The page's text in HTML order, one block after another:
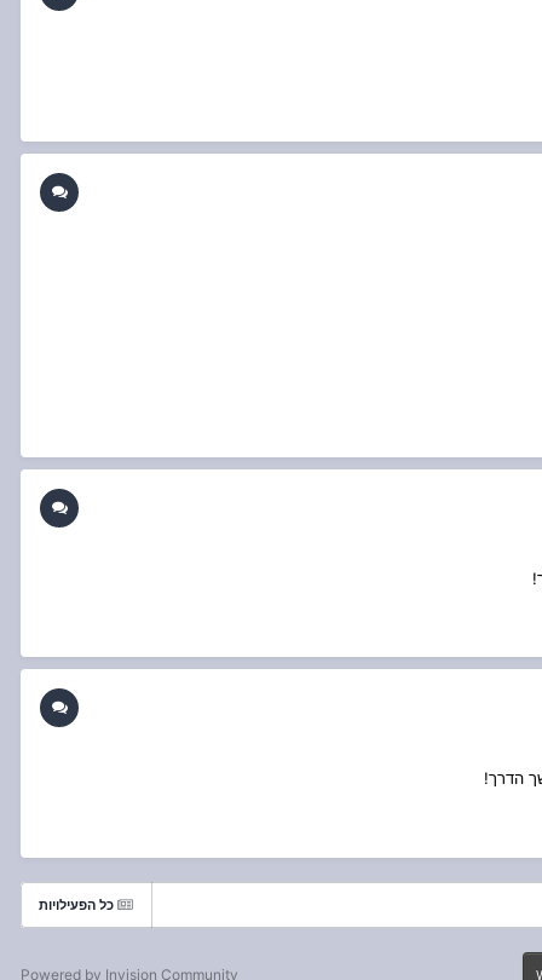
הדרך!
כל הפעילויות
Powered by Invision Community